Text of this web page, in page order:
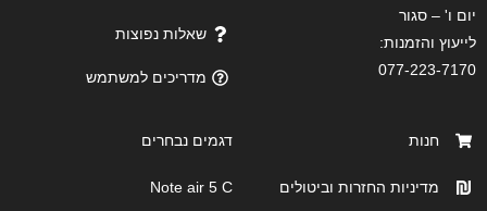
יום ו' – סגור
לייעוץ והזמנות:
077-223-7170
שאלות נפוצות
מדריכים למשתמש
חנות
מדיניות החזרות וביטולים
דגמים נבחרים
Note air 5 C